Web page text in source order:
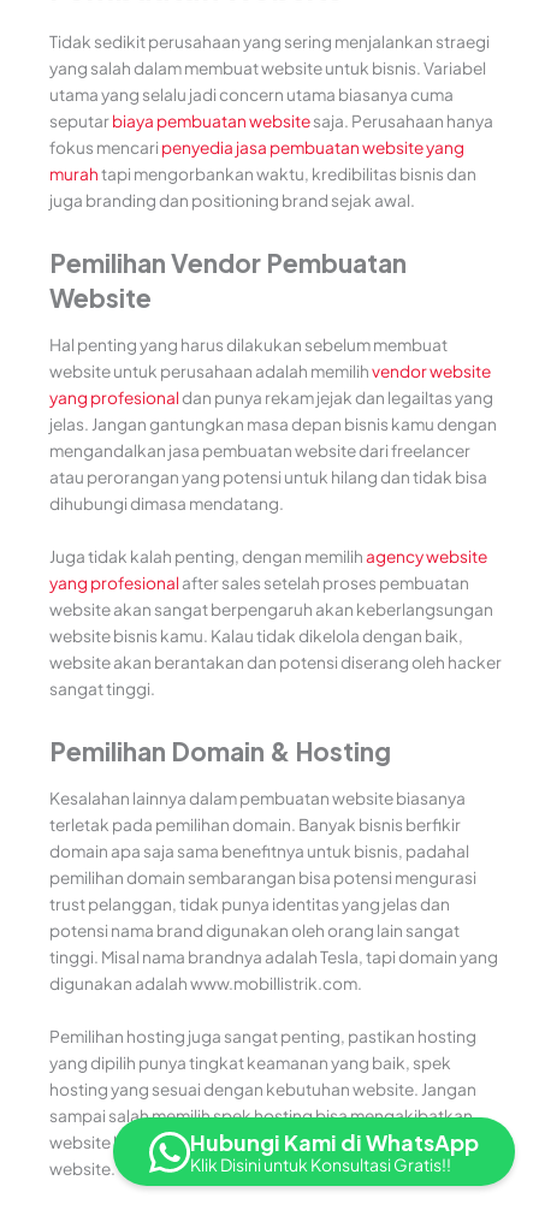
Tidak sedikit perusahaan yang sering menjalankan straegi
yang salah dalam membuat website untuk bisnis. Variabel
utama yang selalu jadi concern utama biasanya cuma
seputarbiaya pembuatan websitesaja. Perusahaan hanya
fokus mencari penyedia jasa pembuatan website yang
murahtapi mengorbankan waktu, kredibilitas bisnis dan
juga branding dan positioning brand sejak awal.
Pemilihan Vendor Pembuatan
Website
Hal penting yang harus dilakukan sebelum membuat
website untuk perusahaan adalah memilihvendor website
yang profesionaldan punya rekam jejak dan legailtas yang
jelas. Jangan gantungkan masa depan bisnis kamu dengan
mengandalkan jasa pembuatan website dari freelancer
atau perorangan yang potensi untuk hilang dan tidak bisa
dihubungi dimasa mendatang.
Juga tidak kalah penting, dengan memilihagency website
yang profesional after sales setelah proses pembuatan
website akan sangat berpengaruh akan keberlangsungan
website bisnis kamu. Kalau tidak dikelola dengan baik,
website akan berantakan dan potensi diserang oleh hacker
sangat tinggi.
Pemilihan Domain & Hosting
Kesalahan lainnya dalam pembuatan website biasanya
terletak pada pemilihan domain. Banyak bisnis berfikir
domain apa saja sama benefitnya untuk bisnis, padahal
pemilihan domain sembarangan bisa potensi mengurasi
trust pelanggan, tidak punya identitas yang jelas dan
potensi nama brand digunakan oleh orang lain sangat
tinggi. Misal nama brandnya adalah Tesla, tapi domain yang
digunakan adalah www.mobillistrik.com.
Pemilihan hosting juga sangat penting, pastikan hosting
yang dipilih punya tingkat keamanan yang baik, spek
hosting yang sesuai dengan kebutuhan website. Jangan
sampai salah memilih spek hosting bisa mengakibatkan
website lemot dan mengganggu pengalaman pengunjung
website.
Hubungi Kami di WhatsApp
Klik Disini untuk Konsultasi Gratis!!